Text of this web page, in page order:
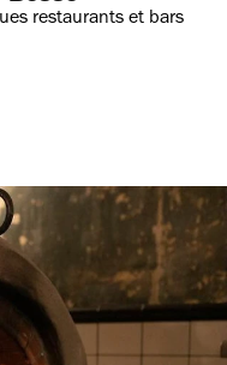
restaurants et bars